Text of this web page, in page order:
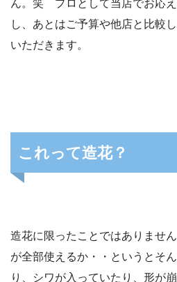
ん。笑 プロとして当店でお応
し、あとはご予算や他店と比較
いただきます。
これって造花？
造花に限ったことではありませ
が全部使えるか・・というとそ
り、シワが入っていたり、形が